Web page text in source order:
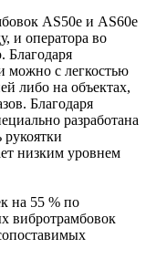
AS50e и AS60e
и оператора во
Благодаря
можно с легкостью
либо на объектах,
Благодаря
разработана
рукоятки
низким уровнем
на 55 % по
вибротрамбовок